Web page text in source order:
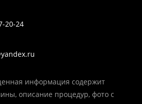
20-24
приложении
информация содержит
описание процедур, фото с